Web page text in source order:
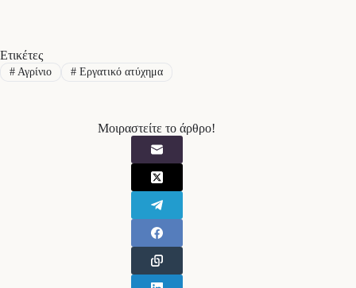
Ετικέτες
#Αγρίνιο #Εργατικό ατύχημα
Μοιραστείτε το άρθρο!